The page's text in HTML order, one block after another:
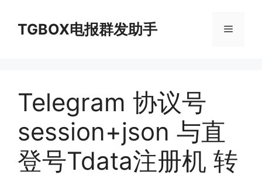
TGBOX电报群发助手 菜
Telegram 协议号
session+json 与直
登号Tdata注册机 转